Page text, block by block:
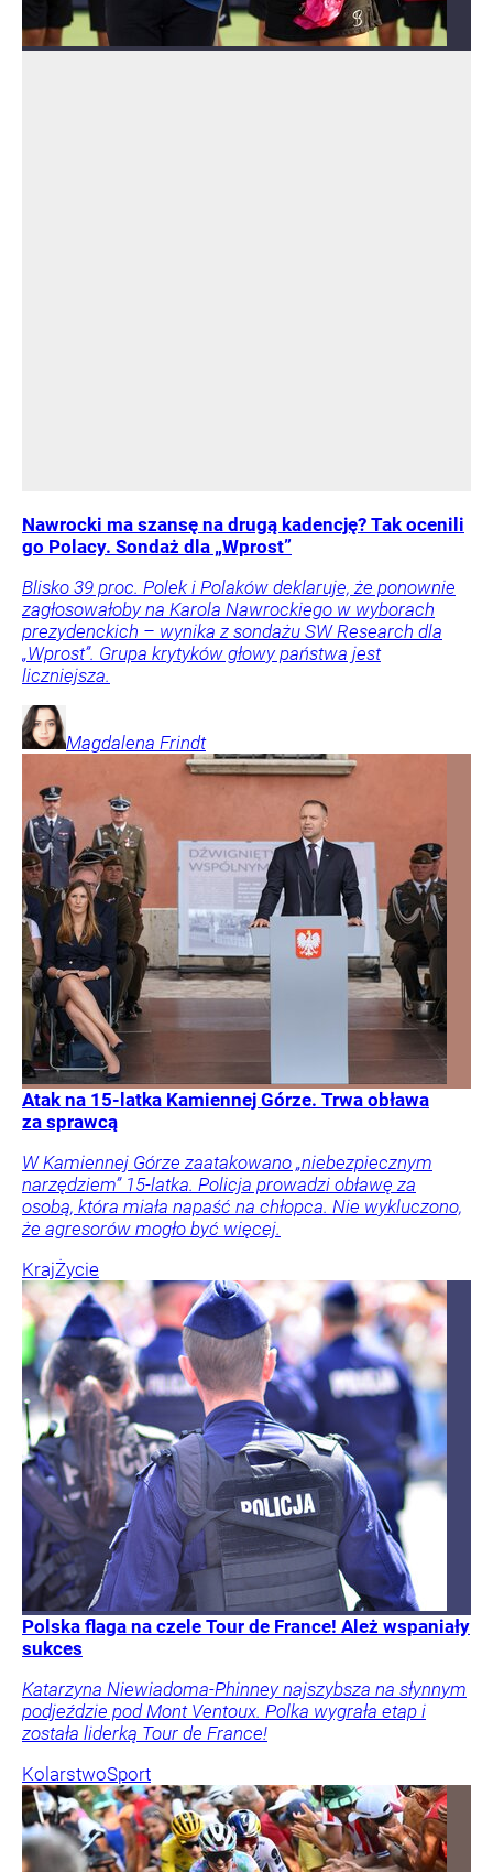
Nawrocki ma szansę na drugą kadencję? Tak ocenili
go Polacy. Sondaż dla „Wprost”
Blisko 39 proc. Polek i Polaków deklaruje, że ponownie
zagłosowałoby na Karola Nawrockiego w wyborach
prezydenckich – wynika z sondażu SW Research dla
„Wprost”. Grupa krytyków głowy państwa jest
liczniejsza.
Magdalena Frindt
Atak na 15-latka Kamiennej Górze. Trwa obława
za sprawcą
W Kamiennej Górze zaatakowano „niebezpiecznym
narzędziem” 15-latka. Policja prowadzi obławę za
osobą, która miała napaść na chłopca. Nie wykluczono,
że agresorów mogło być więcej.
KrajŻycie
Polska flaga na czele Tour de France! Ależ wspaniały
sukces
Katarzyna Niewiadoma-Phinney najszybsza na słynnym
podjeździe pod Mont Ventoux. Polka wygrała etap i
została liderką Tour de France!
KolarstwoSport